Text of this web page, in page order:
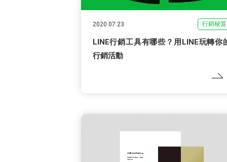
2020.07.23 行銷秘笈
LINE行銷工具有哪些？用LINE玩轉你
行銷活動